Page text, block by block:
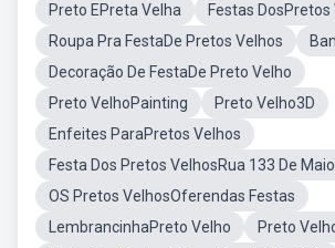
Preto EPreta Velha
Festas
Roupa Pra FestaDe Pretos Velhos
Decoração De FestaDe Preto Velho
Preto VelhoPainting
Preto Velho3D
Enfeites ParaPretos Velhos
Festa Dos Pretos VelhosRua 133 De Maio
OS Pretos VelhosOferendas Festas
LembrancinhaPreto Velho
Preto